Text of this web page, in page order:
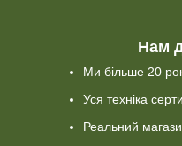
Нам
Ми більше 20
Уся техніка
Реальний